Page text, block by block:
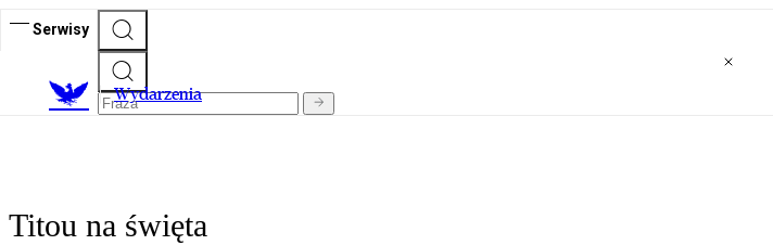
Serwisy
Wydarzenia
Titou na święta